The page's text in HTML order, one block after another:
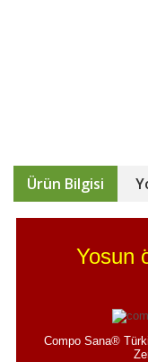
Ürün Bilgisi
Yosun
Compo Sana®